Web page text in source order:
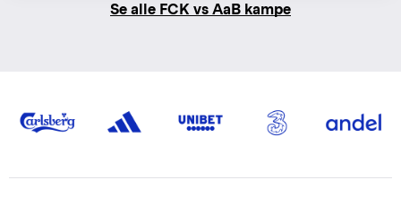
Se alle FCK vs AaB kampe